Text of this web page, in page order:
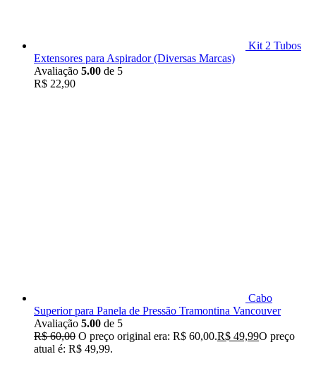
Kit 2 Tubos
Extensores para Aspirador (Diversas Marcas)
Avaliação 5.00 de 5
R$ 22,90
Cabo
Superior para Panela de Pressão Tramontina Vancouver
Avaliação 5.00 de 5
R$60,00 O preço original era: R$ 60,00.R$ 49,99O preço
atual é: R$ 49,99.